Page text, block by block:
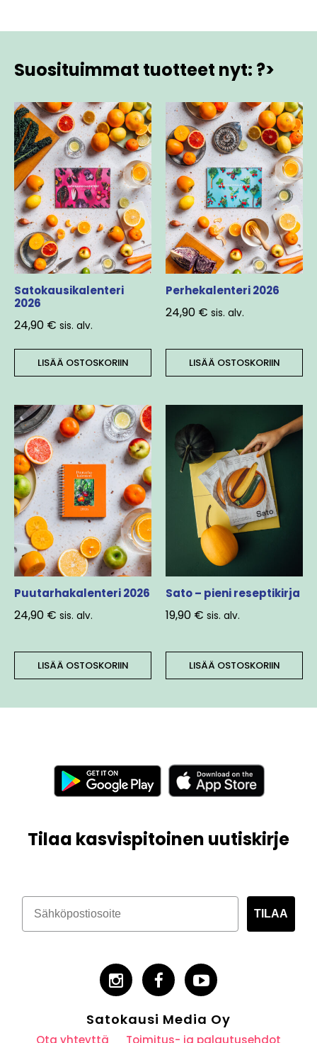
Suosituimmat tuotteet nyt: ?>
Satokausikalenteri
2026
24,90 € sis. alv.
LISÄÄ OSTOSKORIIN
Perhekalenteri 2026
24,90 € sis. alv.
LISÄÄ OSTOSKORIIN
Puutarhakalenteri 2026
24,90 € sis. alv.
LISÄÄ OSTOSKORIIN
Sato – pieni reseptikirja
19,90 € sis. alv.
LISÄÄ OSTOSKORIIN
Tilaa kasvispitoinen uutiskirje
TILAA
Satokausi Media Oy